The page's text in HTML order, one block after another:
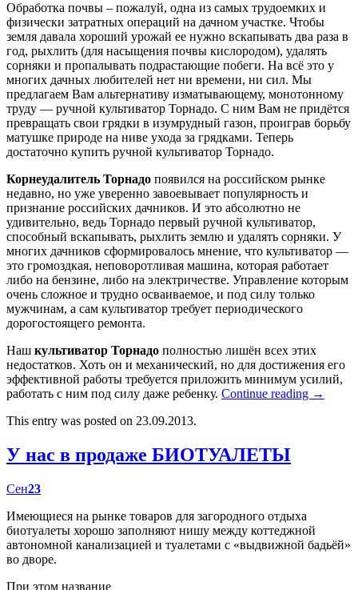
Обработка почвы – пожалуй, одна из самых трудоемких и
физически затратных операций на дачном участке. Чтобы
земля давала хороший урожай ее нужно вскапывать два раза в
год, рыхлить (для насыщения почвы кислородом), удалять
сорняки и пропалывать подрастающие побеги. На всё это у
многих дачных любителей нет ни времени, ни сил. Мы
предлагаем Вам альтернативу изматывающему, монотонному
труду — ручной культиватор Торнадо. С ним Вам не придётся
превращать свои грядки в изумрудный газон, проиграв борьбу
матушке природе на ниве ухода за грядками. Теперь
достаточно купить ручной культиватор Торнадо.
Корнеудалитель Торнадо появился на российском рынке
недавно, но уже уверенно завоевывает популярность и
признание российских дачников. И это абсолютно не
удивительно, ведь Торнадо первый ручной культиватор,
способный вскапывать, рыхлить землю и удалять сорняки. У
многих дачников сформировалось мнение, что культиватор —
это громоздкая, неповоротливая машина, которая работает
либо на бензине, либо на электричестве. Управление которым
очень сложное и трудно осваиваемое, и под силу только
мужчинам, а сам культиватор требует периодического
дорогостоящего ремонта.
Наш культиватор Торнадо полностью лишён всех этих
недостатков. Хоть он и механический, но для достижения его
эффективной работы требуется приложить минимум усилий,
работать с ним под силу даже ребенку. Continue reading →
This entry was posted on 23.09.2013.
У нас в продаже БИОТУАЛЕТЫ
Сен23
Имеющиеся на рынке товаров для загородного отдыха
биотуалеты хорошо заполняют нишу между коттеджной
автономной канализацией и туалетами с «выдвижной бадьёй»
во дворе.
При этом название